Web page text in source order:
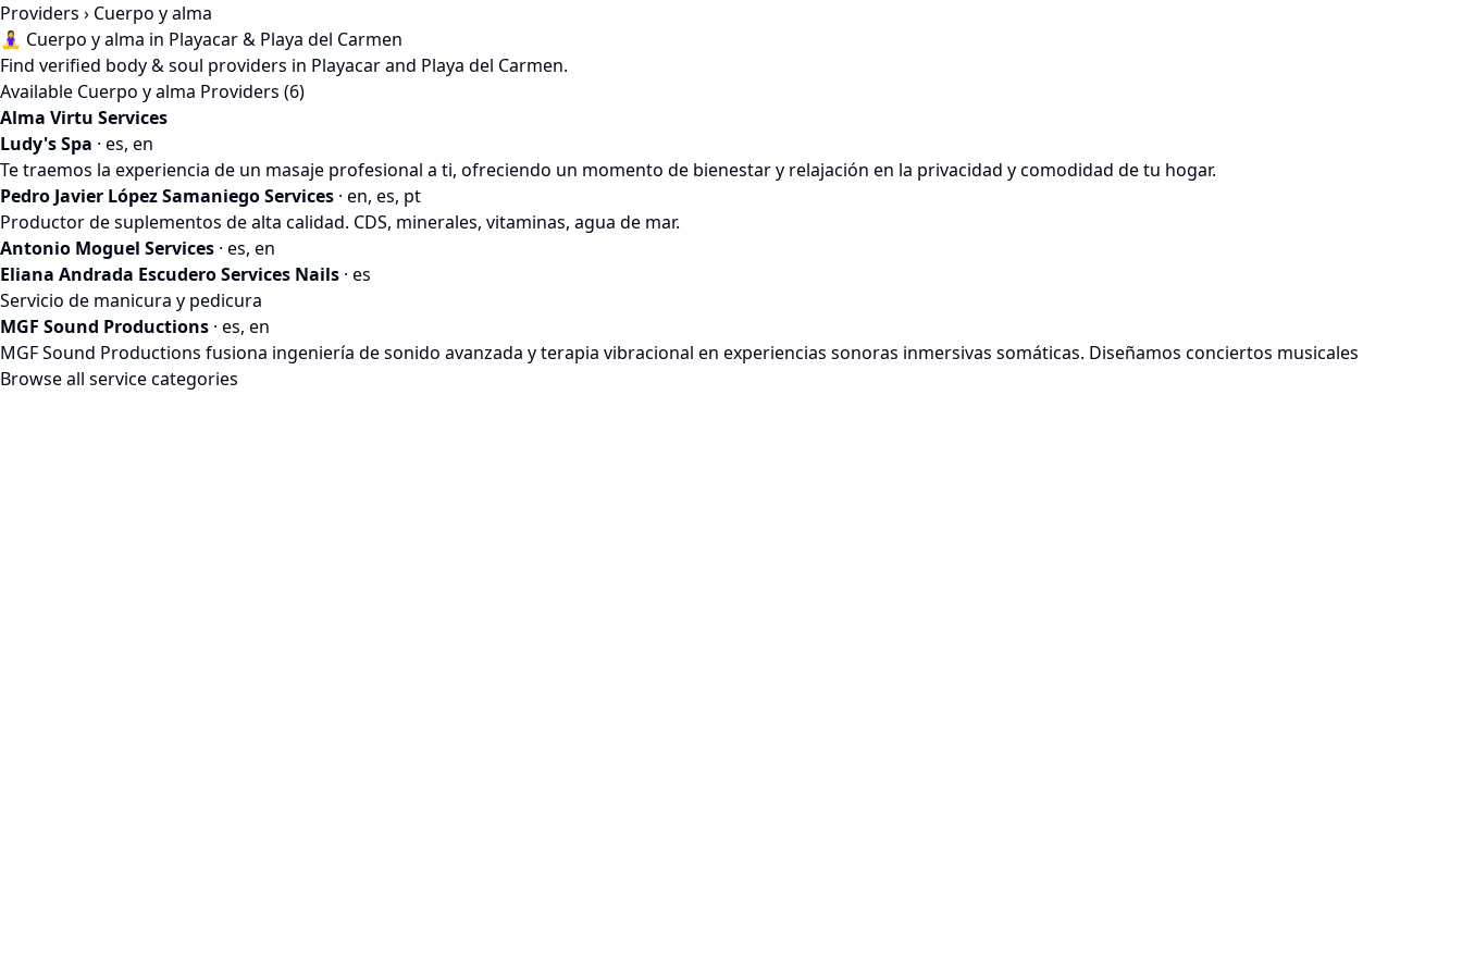
Providers › Cuerpo y alma
🧘‍♀️ Cuerpo y alma in Playacar & Playa del Carmen
Find verified body & soul providers in Playacar and Playa del Carmen.
Available Cuerpo y alma Providers (6)
Alma Virtu Services
Ludy's Spa · es, en
Te traemos la experiencia de un masaje profesional a ti, ofreciendo un momento de bienestar y relajación en la privacidad y comodidad de tu hogar.
Pedro Javier López Samaniego Services · en, es, pt
Productor de suplementos de alta calidad. CDS, minerales, vitaminas, agua de mar.
Antonio Moguel Services · es, en
Eliana Andrada Escudero Services Nails · es
Servicio de manicura y pedicura
MGF Sound Productions · es, en
MGF Sound Productions fusiona ingeniería de sonido avanzada y terapia vibracional en experiencias sonoras inmersivas somáticas. Diseñamos conciertos musicales
Browse all service categories